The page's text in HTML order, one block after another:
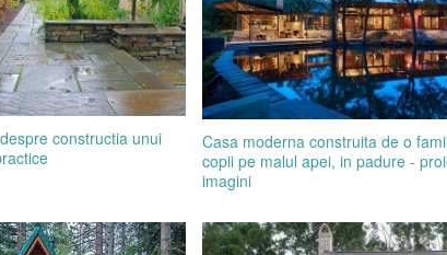
constructia unui
Casa moderna construita de o
copii pe malul apei, in padure -
imagini